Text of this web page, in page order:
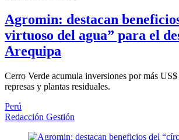
Agromin: destacan
virtuoso del agua” para el
Arequipa
Cerro Verde acumula inversiones por más
represas y plantas residuales.
Perú
Redacción Gestión